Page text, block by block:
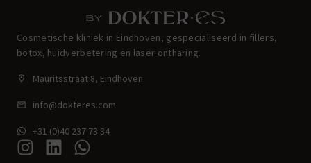
Cosmetische kliniek in Eindhoven, gespecialiseerd in fillers,
botox, huidverbetering en laser ontharing.
Mauritsstraat 8, Eindhoven
info@dokteres.com
+31 (0)40 237 73 34